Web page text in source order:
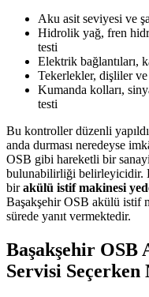
Aku asit seviyesi ve
Hidrolik yağ, fren
testi
Elektrik bağlantıları,
Tekerlekler, dişliler
Kumanda kolları,
testi
Bu kontroller düzenli
anda durması neredeyse
OSB gibi hareketli bir
bulunabilirliği belirleyicidir.
birakülü istif makinesi
Başakşehir OSB akülü istif
sürede yanıt vermektedir.
Başakşehir
Servisi